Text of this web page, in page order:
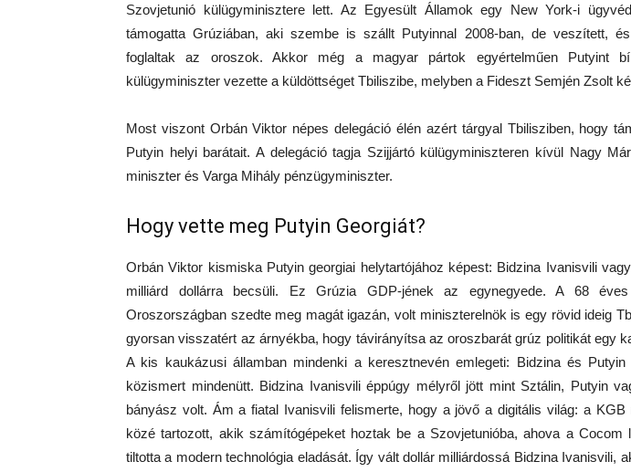
Szovjetunió külügyminisztere lett. Az Egyesült Államok egy New York-i
támogatta Grúziában, aki szembe is szállt Putyinnal 2008-ban, de veszített,
foglaltak az oroszok. Akkor még a magyar pártok egyértelműen Putyint
külügyminiszter vezette a küldöttséget Tbiliszibe, melyben a Fideszt Semjén Zsolt
Most viszont Orbán Viktor népes delegáció élén azért tárgyal Tbilisziben, hogy
Putyin helyi barátait. A delegáció tagja Szijjártó külügyminiszteren kívül Nagy
miniszter és Varga Mihály pénzügyminiszter.
Hogy vette meg Putyin Georgiát?
Orbán Viktor kismiska Putyin georgiai helytartójához képest: Bidzina Ivanisvili
milliárd dollárra becsüli. Ez Grúzia GDP-jének az egynegyede. A 68
Oroszországban szedte meg magát igazán, volt miniszterelnök is egy rövid ideig
gyorsan visszatért az árnyékba, hogy távirányítsa az oroszbarát grúz politikát egy
A kis kaukázusi államban mindenki a keresztnevén emlegeti: Bidzina és Putyin
közismert mindenütt. Bidzina Ivanisvili éppúgy mélyről jött mint Sztálin, Putyin
bányász volt. Ám a fiatal Ivanisvili felismerte, hogy a jövő a digitális világ: a KGB
közé tartozott, akik számítógépeket hoztak be a Szovjetunióba, ahova a Cocom
tiltotta a modern technológia eladását. Így vált dollár milliárdossá Bidzina Ivanisvili,